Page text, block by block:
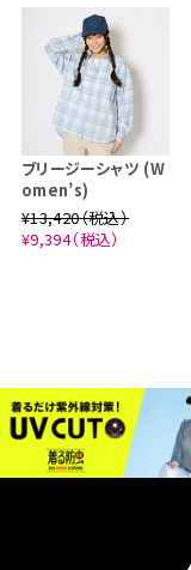
ブリージーシャツ (W
omen’s)
¥13,420（税込）
¥9,394（税込）